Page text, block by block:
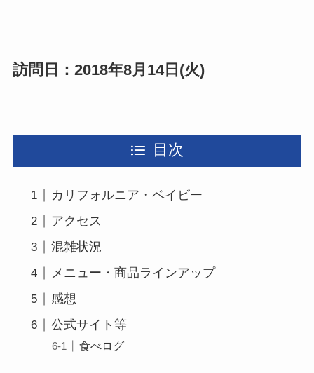
訪問日：2018年8月14日(火)
目次
カリフォルニア・ベイビー
アクセス
混雑状況
メニュー・商品ラインアップ
感想
公式サイト等
食べログ